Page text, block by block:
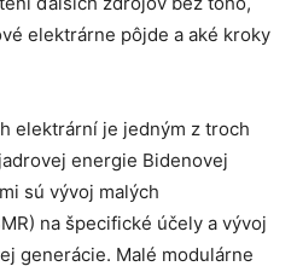
elektrárne pôjde a aké kroky
elektrární je jedným z troch
energie Bidenovej
sú vývoj malých
na špecifické účely a vývoj
generácie. Malé modulárne